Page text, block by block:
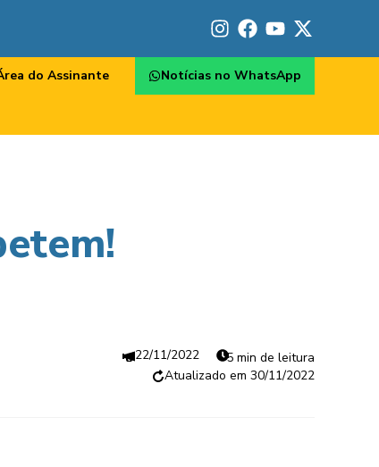
do Assinante Notícias no WhatsApp
22/11/2022
5 min de leitura
30/11/2022